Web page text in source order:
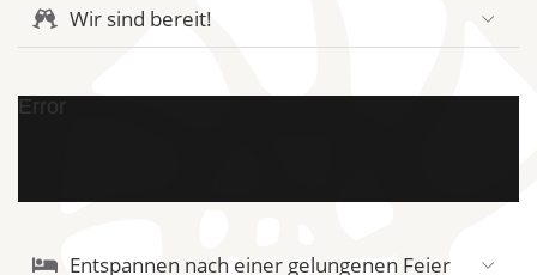
Wir sind bereit!
Error
Entspannen nach einer gelungenen Feier